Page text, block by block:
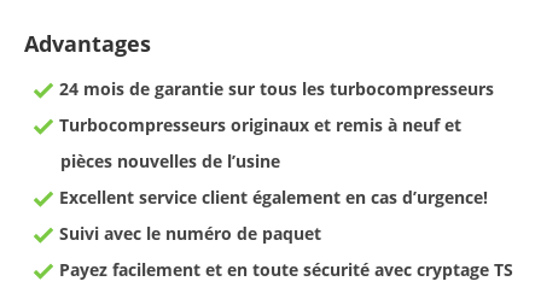
Advantages
24 mois de garantie sur tous les turbocompresseurs
Turbocompresseurs originaux et remis à neuf et
pièces nouvelles de l’usine
Excellent service client également en cas d’urgence!
Suivi avec le numéro de paquet
Payez facilement et en toute sécurité avec cryptage TS